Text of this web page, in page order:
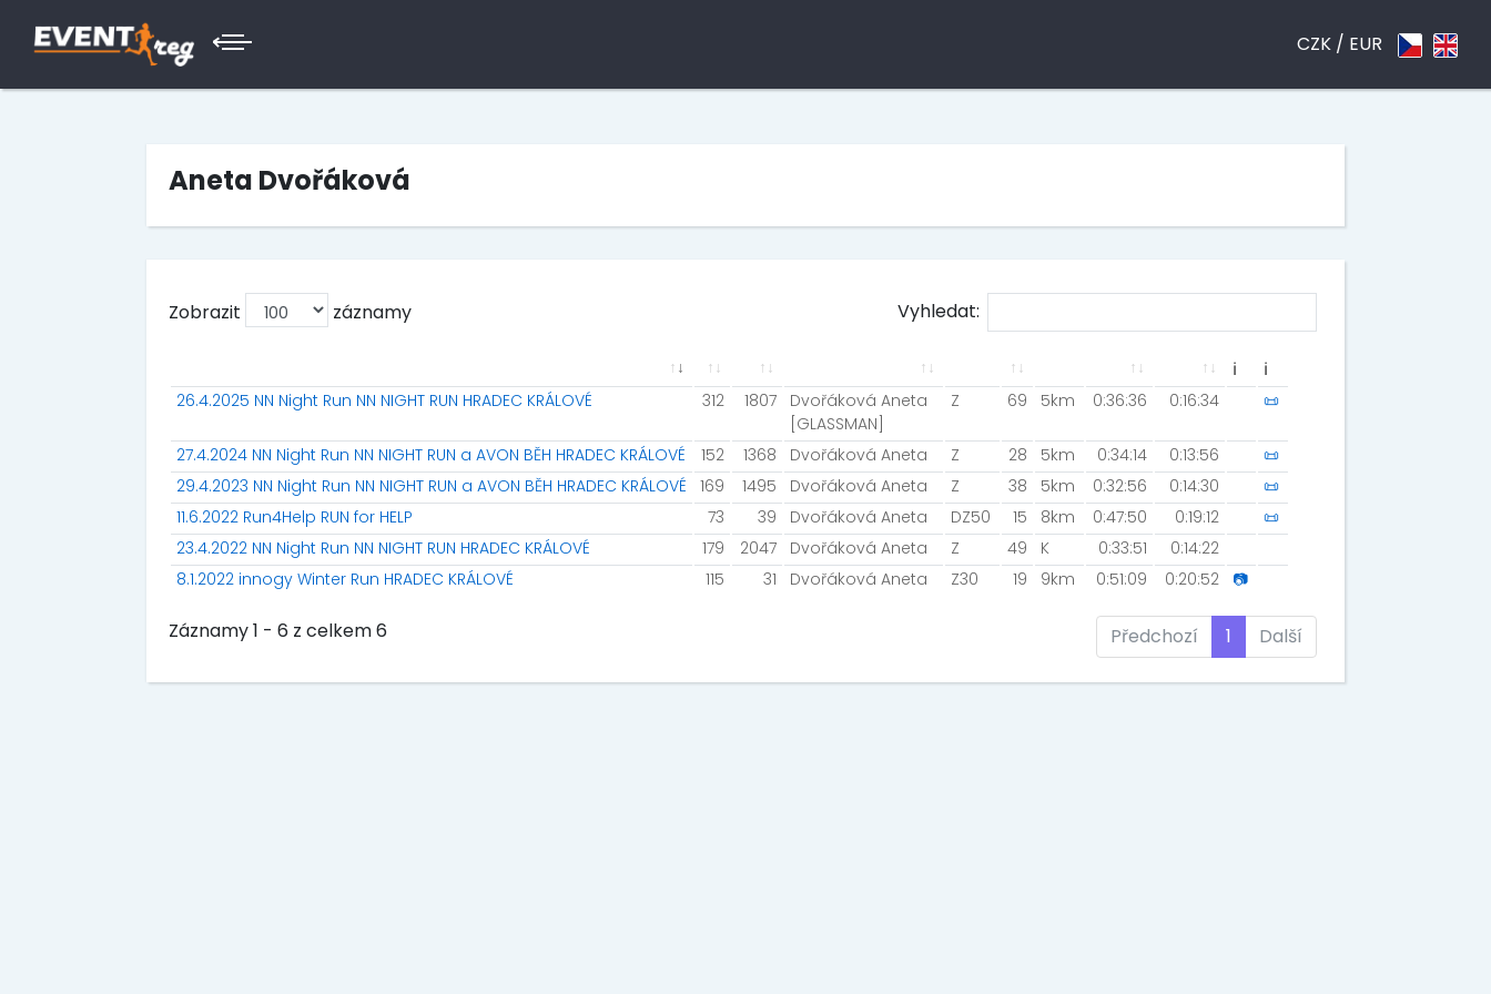
CZK / EUR
Aneta Dvořáková
Zobrazit záznamy Vyhledat:
ℹ
ℹ
26.4.2025 NN Night Run NN NIGHT RUN HRADEC KRÁLOVÉ
312 1807
Dvořáková Aneta
[GLASSMAN]
Z 69 5km 0:36:36 0:16:34 📜
27.4.2024 NN Night Run NN NIGHT RUN a AVON BĚH HRADEC KRÁLOVÉ 152 1368 Dvořáková Aneta Z 28 5km 0:34:14 0:13:56
📜
29.4.2023 NN Night Run NN NIGHT RUN a AVON BĚH HRADEC KRÁLOVÉ
169 1495 Dvořáková Aneta Z 38 5km 0:32:56 0:14:30
📜
11.6.2022 Run4Help RUN for HELP
73 39 Dvořáková Aneta DZ50 15 8km 0:47:50 0:19:12
📜
23.4.2022 NN Night Run NN NIGHT RUN HRADEC KRÁLOVÉ
179 2047 Dvořáková Aneta Z 49 K 0:33:51
0:14:22
8.1.2022 innogy Winter Run HRADEC KRÁLOVÉ
115 31 Dvořáková Aneta Z30 19 9km 0:51:09 0:20:52 📷
Záznamy 1 - 6 z celkem 6 Předchozí 1 Další